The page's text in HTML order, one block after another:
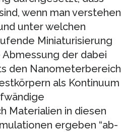
wenn man verstehen
unter welchen
Miniaturisierung
der dabei
den Nanometerbereich
als Kontinuum
Materialien in diesen
ergeben “ab-